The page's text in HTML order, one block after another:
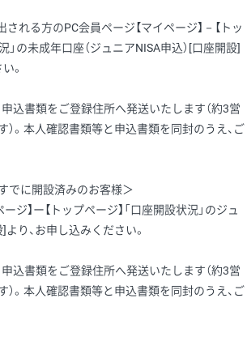
れる方のPC会員ページ【マイページ】－【トッ
」の未成年口座（ジュニアNISA申込）[口座開設]
。
込書類をご登録住所へ発送いたします（約3営
）。本人確認書類等と申込書類を同封のうえ、ご
でに開設済みのお客様＞
ジ】ー【トップページ】「口座開設状況」のジュ
り、お申し込みください。
込書類をご登録住所へ発送いたします（約3営
）。本人確認書類等と申込書類を同封のうえ、ご